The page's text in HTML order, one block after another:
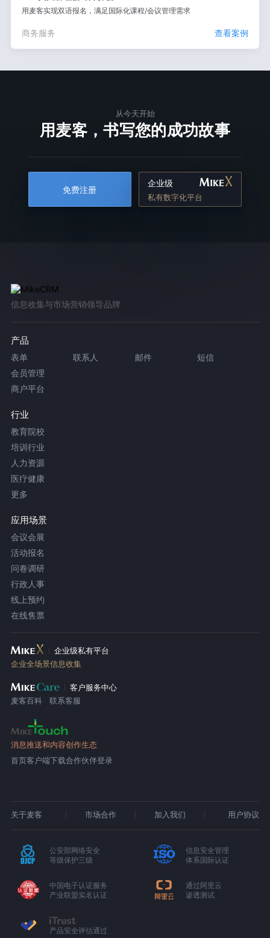
用麦客实现双语报名，满足国际化课程/会议管理需求
商务服务 查看案例
从今天开始
用麦客，书写您的成功故事
免费注册
企业级
私有数字化平台
信息收集与市场营销领导品牌
产品
表单 联系人 邮件
短信
会员管理
商户平台
行业
教育院校
培训行业
人力资源
医疗健康
更多
应用场景
会议会展
活动报名
问卷调研
行政人事
线上预约
在线售票
企业级私有平台
企业全场景信息收集
客户服务中心
麦客百科
联系客服
消息推送和内容创作生态
首页客户端下载合作伙伴登录
关于麦客 市场合作 加入我们 用户协议
公安部网络安全
等级保护三级
信息安全管理
体系国际认证
中国电子认证服务
产业联盟实名认证
通过阿里云
渗透测试
产品安全评估通过